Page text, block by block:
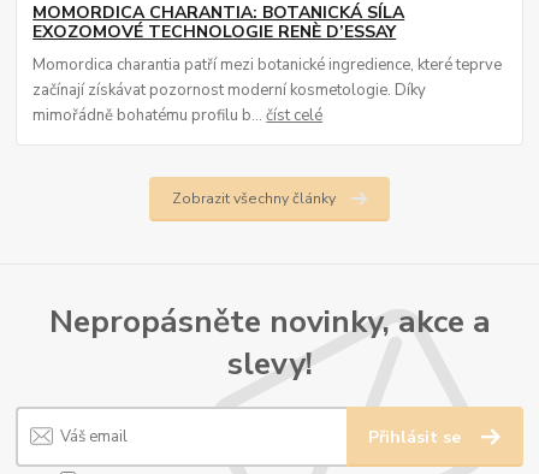
MOMORDICA CHARANTIA: BOTANICKÁ SÍLA
EXOZOMOVÉ TECHNOLOGIE RENÈ D’ESSAY
Momordica charantia patří mezi botanické ingredience, které teprve
začínají získávat pozornost moderní kosmetologie. Díky
mimořádně bohatému profilu b...číst celé
Zobrazit všechny články
Nepropásněte novinky, akce a
slevy!
Přihlásit se